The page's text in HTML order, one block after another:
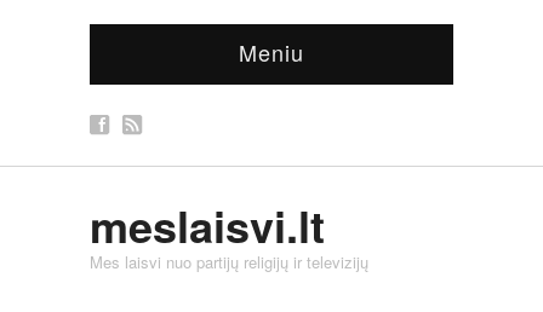
Meniu
meslaisvi.lt
Mes laisvi nuo partijų religijų ir televizijų